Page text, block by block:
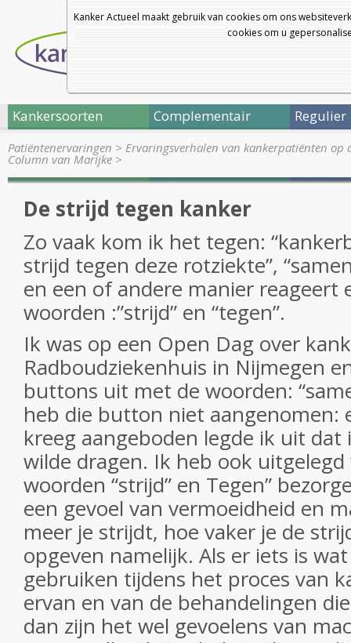
Kanker Actueel maakt gebruik van cookies om ons
cookies om u
Kankersoorten Complementair Regulier
Patiëntenervaringen > Ervaringsverhalen van kankerpatiënten op
Column van Marijke >
De strijd tegen kanker
Zo vaak kom ik het tegen:
strijd tegen deze rotziekte”,
en een of andere manier reageert
woorden :”strijd” en “tegen”.
Ik was op een Open Dag over
Radboudziekenhuis in Nijmegen
buttons uit met de woorden:
heb die button niet aangenomen:
kreeg aangeboden legde ik uit
wilde dragen. Ik heb ook
woorden “strijd” en Tegen”
een gevoel van vermoeidheid en
meer je strijdt, hoe vaker je de
opgeven namelijk. Als er iets is
gebruiken tijdens het proces van
ervan en van de behandelingen
dan zijn het wel gevoelens van